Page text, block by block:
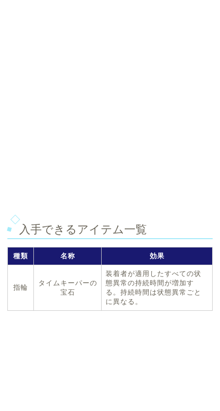
入手できるアイテム一覧
種類 名称 効果
指輪
タイムキーパーの
宝石
装着者が適用したすべての状
態異常の持続時間が増加す
る。持続時間は状態異常ごと
に異なる。